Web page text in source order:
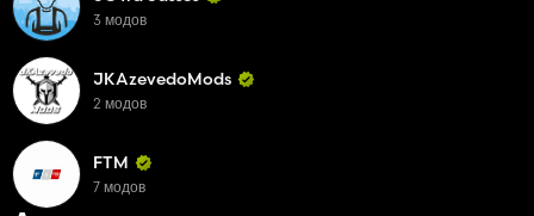
3 модов
JKAzevedoMods
2 модов
FTM
7 модов